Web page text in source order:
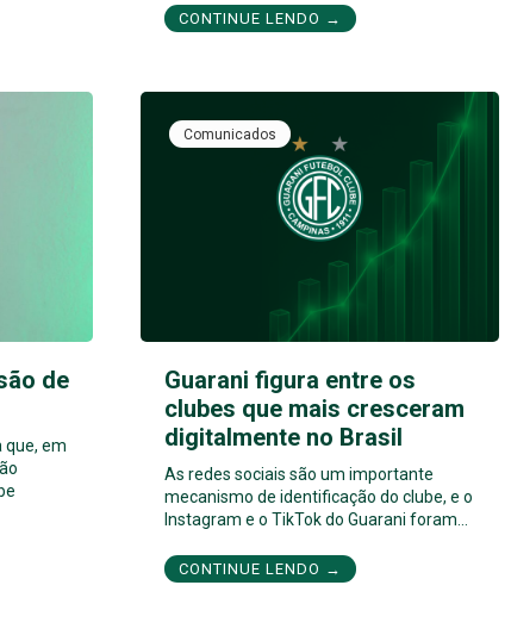
CONTINUE LENDO →
de
que, em
Comunicados
Guarani figura entre os
clubes que mais cresceram
digitalmente no Brasil
As redes sociais são um importante
mecanismo de identificação do clube, e o
Instagram e o TikTok do Guarani foram…
CONTINUE LENDO →